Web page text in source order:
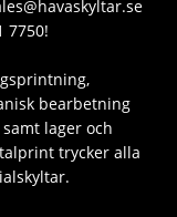
7750!
bearbetning
lager och
trycker alla